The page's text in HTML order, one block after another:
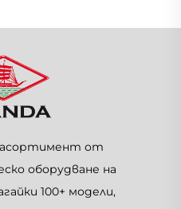
от
оборудване на
100+ модели,